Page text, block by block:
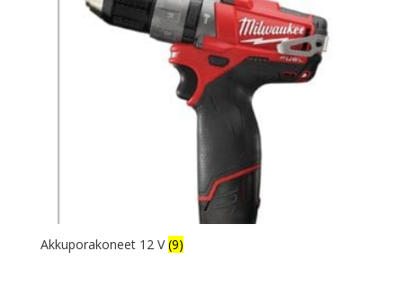
Akkuporakoneet 12 V(9)